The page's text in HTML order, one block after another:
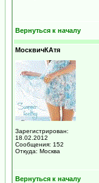
Вернуться к началу
МосквичКАтя
Зарегистрирован:
18.02.2012
Сообщения: 152
Откуда: Москва
Вернуться к началу